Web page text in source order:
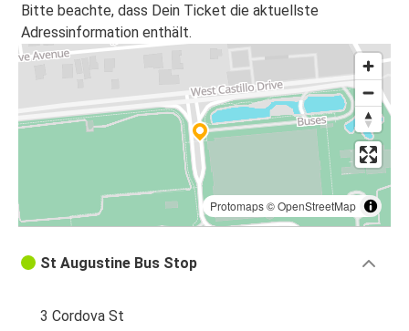
Bitte beachte, dass Dein Ticket die aktuellste
Adressinformation enthält.
Protomaps©OpenStreetMap
St Augustine Bus Stop
3 Cordova St